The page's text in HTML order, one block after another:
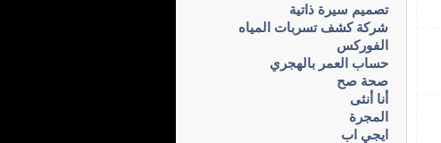
تصميم سيرة ذاتية
شركة كشف تسربات المياه
الفوركس
حساب العمر بالهجري
صحة صح
أنا أنثى
المجرة
ايجي اب